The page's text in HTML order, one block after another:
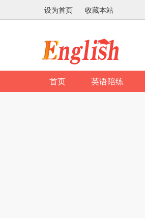
设为首页 收藏本站
首页 英语陪练